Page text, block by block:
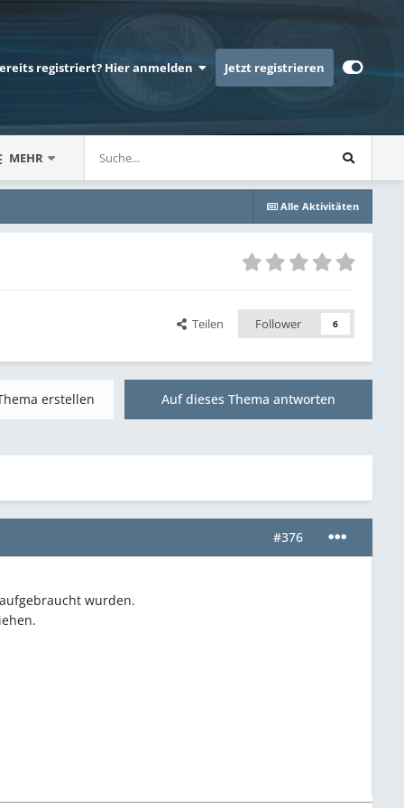
registriert? Hier anmelden Jetzt registrieren
MEHR
Alle Aktivitäten
Teilen Follower 6
Auf dieses Thema antworten
erstellen
#376
wurden.